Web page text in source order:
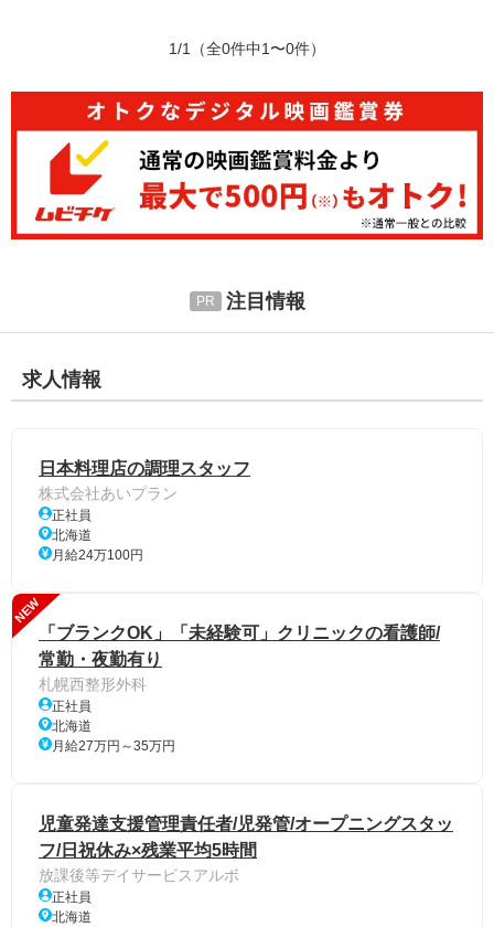
1/1 （全0件中1〜0件）
注目情報
求人情報
日本料理店の調理スタッフ
株式会社あいプラン
正社員
北海道
月給24万100円
NEW
「ブランクOK」「未経験可」クリニックの看護師/
常勤・夜勤有り
札幌西整形外科
正社員
北海道
月給27万円～35万円
児童発達支援管理責任者/児発管/オープニングスタッ
フ/日祝休み×残業平均5時間
放課後等デイサービスアルボ
正社員
北海道